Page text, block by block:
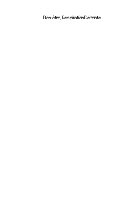
Bien-être, Respiration Détente